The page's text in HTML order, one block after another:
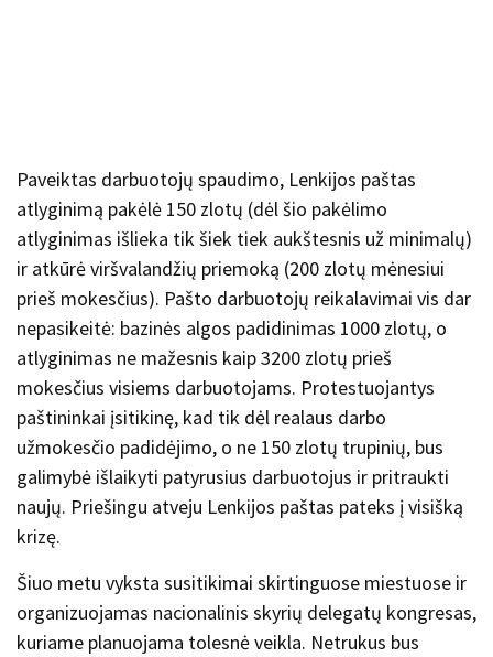
Paveiktas darbuotojų spaudimo, Lenkijos paštas
atlyginimą pakėlė 150 zlotų (dėl šio pakėlimo
atlyginimas išlieka tik šiek tiek aukštesnis už minimalų)
ir atkūrė viršvalandžių priemoką (200 zlotų mėnesiui
prieš mokesčius). Pašto darbuotojų reikalavimai vis dar
nepasikeitė: bazinės algos padidinimas 1000 zlotų, o
atlyginimas ne mažesnis kaip 3200 zlotų prieš
mokesčius visiems darbuotojams. Protestuojantys
paštininkai įsitikinę, kad tik dėl realaus darbo
užmokesčio padidėjimo, o ne 150 zlotų trupinių, bus
galimybė išlaikyti patyrusius darbuotojus ir pritraukti
naujų. Priešingu atveju Lenkijos paštas pateks į visišką
krizę.
Šiuo metu vyksta susitikimai skirtinguose miestuose ir
organizuojamas nacionalinis skyrių delegatų kongresas,
kuriame planuojama tolesnė veikla. Netrukus bus